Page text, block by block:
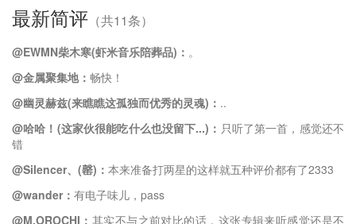
最新简评 （共11条）
@EWMN柴木寒(虾米音乐陪葬品)： 。
@金属聚集地： 畅快！
@幽灵赫兹(来瞧瞧这孤独而优秀的灵魂)： ..
@哈哈！(这家伙很能吃什么也没留下...)： 只听了第一首，感觉还不
错
@Silencer、(罄)： 本来准备打两星的这样就五种评价都有了2333
@wander： 有电子味儿，pass
@M.OROCHI： 其实不与之前对比的话，这张专辑来听感觉还是不